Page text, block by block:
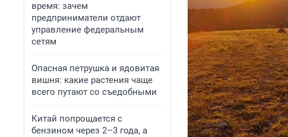
время: зачем
предприниматели отдают
управление федеральным
сетям
Опасная петрушка и ядовитая
вишня: какие растения чаще
всего путают со съедобными
Китай попрощается с
бензином через 2–3 года, а